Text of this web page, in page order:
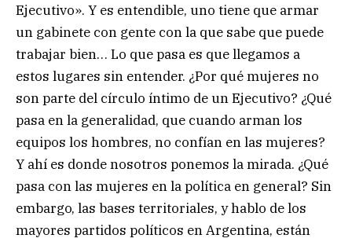
Ejecutivo». Y es entendible, uno tiene que armar
un gabinete con gente con la que sabe que puede
trabajar bien… Lo que pasa es que llegamos a
estos lugares sin entender. ¿Por qué mujeres no
son parte del círculo íntimo de un Ejecutivo? ¿Qué
pasa en la generalidad, que cuando arman los
equipos los hombres, no confían en las mujeres?
Y ahí es donde nosotros ponemos la mirada. ¿Qué
pasa con las mujeres en la política en general? Sin
embargo, las bases territoriales, y hablo de los
mayores partidos políticos en Argentina, están